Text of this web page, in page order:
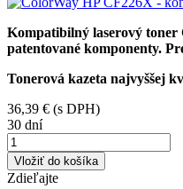
Kompatibilný laserový toner
patentované komponenty.
Tonerová kazeta najvyššej
36,39 € (s DPH)
30 dní
Vložiť do košíka
Zdieľajte